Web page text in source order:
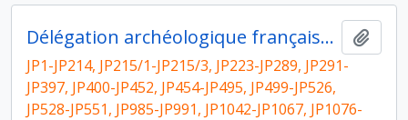
Délégation archéologique française en Iran
JP1-JP214, JP215/1-JP215/3, JP223-JP289, JP291-
JP397, JP400-JP452, JP454-JP495, JP499-JP526,
JP528-JP551, JP985-JP991, JP1042-JP1067, JP1076-